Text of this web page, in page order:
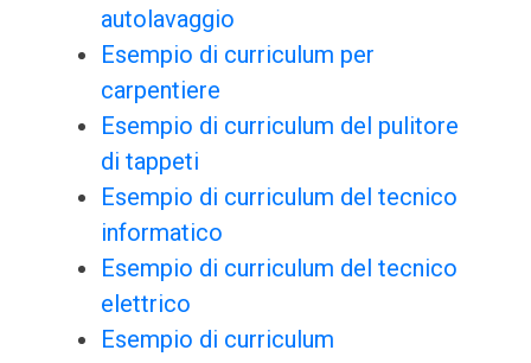
autolavaggio
Esempio di curriculum per
carpentiere
Esempio di curriculum del pulitore
di tappeti
Esempio di curriculum del tecnico
informatico
Esempio di curriculum del tecnico
elettrico
Esempio di curriculum